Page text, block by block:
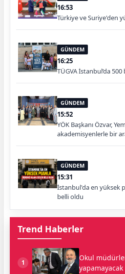
16:53
Türkiye ve Suriye'den
GÜNDEM
16:25
TÜGVA İstanbul’da
GÜNDEM
15:52
YÖK Başkanı Özvar,
akademisyenlerle bir
GÜNDEM
15:31
İstanbul'da en yüksek
belli oldu
Trend Haberler
1
Okul
yapamayacak